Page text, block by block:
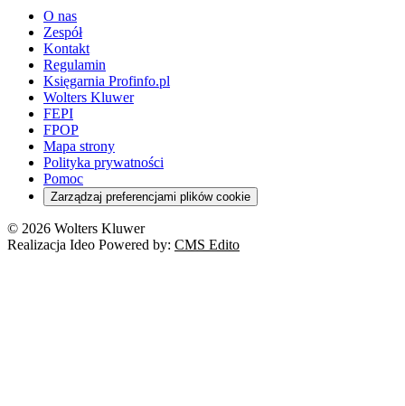
O nas
Zespół
Kontakt
Regulamin
Księgarnia Profinfo.pl
Wolters Kluwer
FEPI
FPOP
Mapa strony
Polityka prywatności
Pomoc
Zarządzaj preferencjami plików cookie
© 2026 Wolters Kluwer
Realizacja Ideo Powered by: CMS Edito